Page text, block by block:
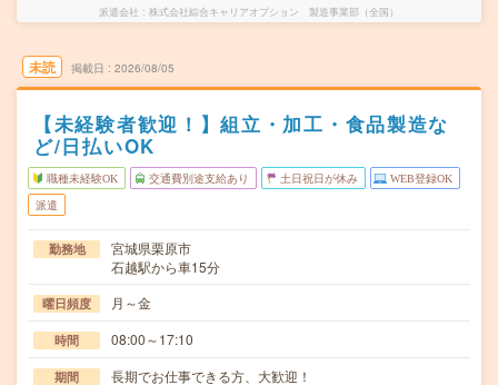
派遣会社 株式会社綜合キャリアオプション 製造事業部（全国）
未読 掲載日 2026/08/05
【未経験者歓迎！】組立・加工・食品製造な
ど/日払いOK
職種未経験OK 交通費別途支給あり 土日祝日が休み WEB登録OK
派遣
勤務地
宮城県栗原市
石越駅から車15分
曜日頻度 月～金
時間 08:00～17:10
期間 長期でお仕事できる方、大歓迎！